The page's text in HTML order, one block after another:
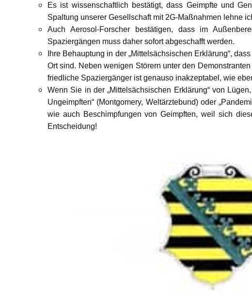
Es ist wissenschaftlich bestätigt, dass Geimpfte und
Spaltung unserer Gesellschaft mit 2G-Maßnahmen lehne
Auch Aerosol-Forscher bestätigen, dass im
Spaziergängen muss daher sofort abgeschafft werden.
Ihre Behauptung in der „Mittelsächsischen Erklärung“,
Ort sind. Neben wenigen Störern unter den
friedliche Spaziergänger ist genauso inakzeptabel, wie
Wenn Sie in der „Mittelsächsischen Erklärung“ von
Ungeimpften“ (Montgomery, Weltärztebund) oder
wie auch Beschimpfungen von Geimpften, weil sich
Entscheidung!